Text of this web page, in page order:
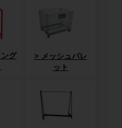
グ
メッシュパレ
ット